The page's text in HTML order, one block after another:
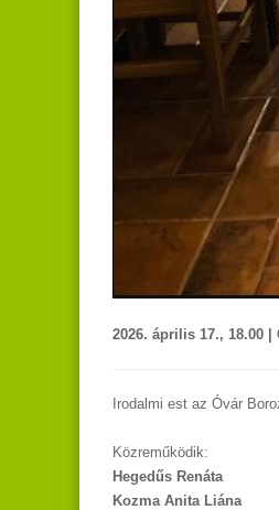
2026. április 17., 18.00 |
Irodalmi est az Óvár
Közreműködik:
Hegedűs Renáta
Kozma Anita Liána